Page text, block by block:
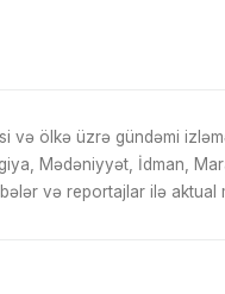
və ölkə üzrə gündəmi
Mədəniyyət, İdman,
və reportajlar ilə aktual